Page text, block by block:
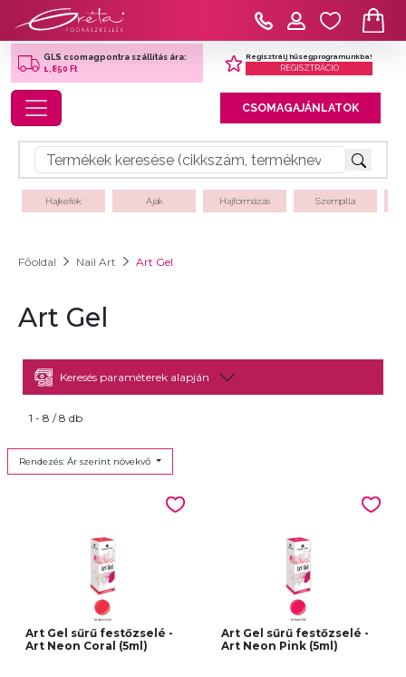
GLS csomagpontra szállítás ára:
1,850 Ft
Regisztrálj hűségprogramunkba!
REGISZTRÁCIÓ
Toggle navigation CSOMAGAJÁNLATOK
Hajkefék Ajak Hajformázás Szempilla
Főoldal Nail Art Art Gel
Art Gel
Keresés paraméterek alapján
1 - 8 / 8 db
Rendezés: Ár szerint növekvő
Art Gel sűrű festőzselé -
Art Neon Coral (5ml)
Art Gel sűrű festőzselé -
Art Neon Pink (5ml)